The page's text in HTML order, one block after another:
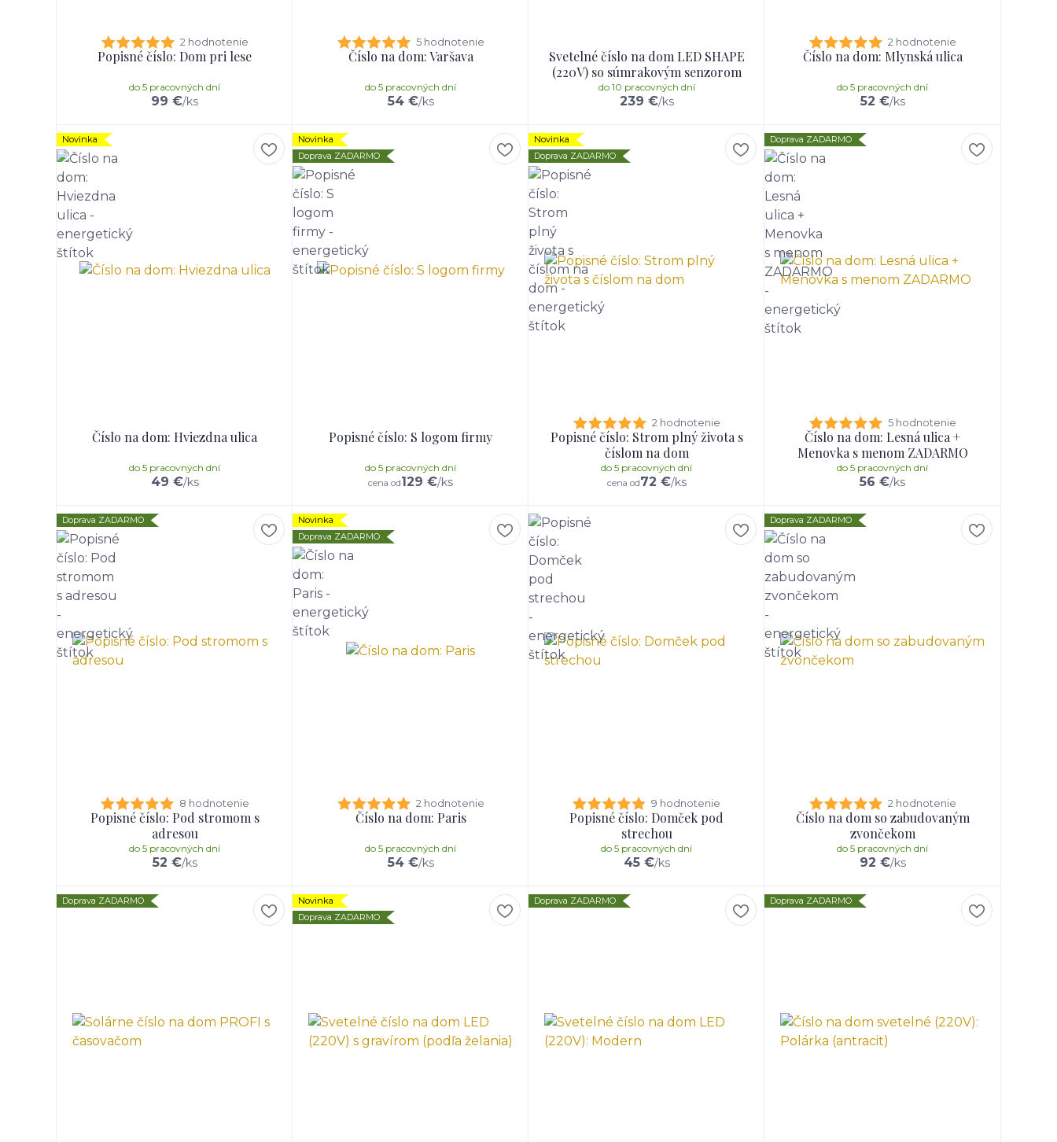
2 hodnotenie
Popisné číslo: Dom pri lese
99 €/ks
do 5 pracovných dní
5 hodnotenie
Číslo na dom: Varšava
54 €/ks
do 5 pracovných dní
Svetelné číslo na dom LED SHAPE
(220V) so súmrakovým senzorom
239 €/ks
do 10 pracovných dní
2 hodnotenie
Číslo na dom: Mlynská ulica
52 €/ks
do 5 pracovných dní
Novinka
Číslo na dom: Hviezdna ulica
49 €/ks
do 5 pracovných dní
Novinka
Doprava ZADARMO
Popisné číslo: S logom firmy
cena od129 €/ks
do 5 pracovných dní
Novinka
Doprava ZADARMO
2 hodnotenie
Popisné číslo: Strom plný života s
číslom na dom
cena od72 €/ks
do 5 pracovných dní
Doprava ZADARMO
5 hodnotenie
Číslo na dom: Lesná ulica +
Menovka s menom ZADARMO
56 €/ks
do 5 pracovných dní
Doprava ZADARMO
8 hodnotenie
Popisné číslo: Pod stromom s
adresou
52 €/ks
do 5 pracovných dní
Novinka
Doprava ZADARMO
2 hodnotenie
Číslo na dom: Paris
54 €/ks
do 5 pracovných dní
9 hodnotenie
Popisné číslo: Domček pod
strechou
45 €/ks
do 5 pracovných dní
Doprava ZADARMO
2 hodnotenie
Číslo na dom so zabudovaným
zvončekom
92 €/ks
do 5 pracovných dní
Doprava ZADARMO
Novinka
Doprava ZADARMO
Doprava ZADARMO Doprava ZADARMO